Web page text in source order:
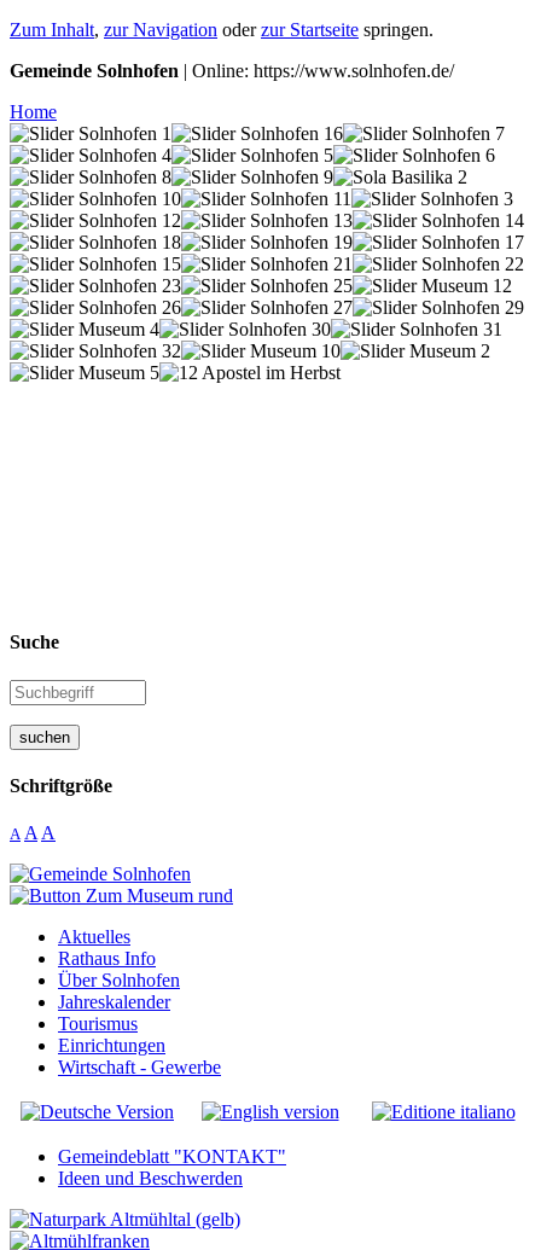
Zum Inhalt, zur Navigation oderzur Startseite springen.
Gemeinde Solnhofen | Online: https://www.solnhofen.de/
Home
Suche
suchen
Schriftgröße
A A A
Aktuelles
Rathaus Info
Über Solnhofen
Jahreskalender
Tourismus
Einrichtungen
Wirtschaft - Gewerbe
Gemeindeblatt "KONTAKT"
Ideen und Beschwerden